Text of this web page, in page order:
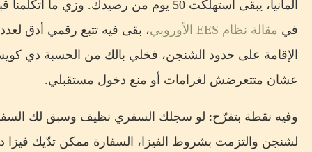
ألمانيا، يبقى استهلكت 50 يوم من رصيدك. وزي ما
في مقالة نظام EES الأوروبي
، بقى فيه تتبع رقمي أدق لعدد
الإقامة على حدود الشنجن، فخلي بالك من الحسبة دي
عشان متتعرضش لغرامات أو منع دخول مستقبلي.
وفيه نقطة بتفرّح: لو سجلك السفري نظيف وسبق لك
لشنجن والتزمت بشروط الفيزا، السفارة ممكن تدّيك فيزا